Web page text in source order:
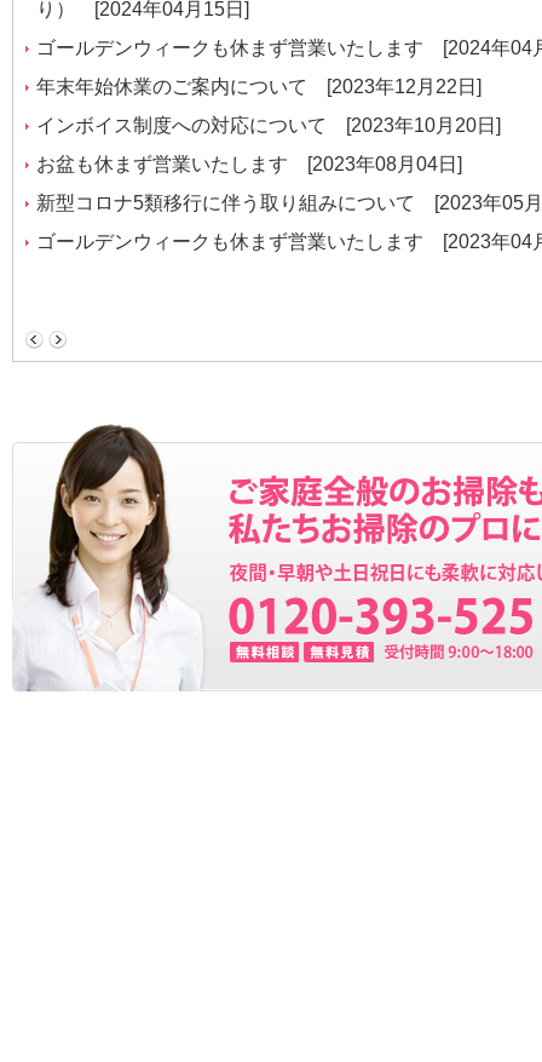
り）
[2024年04月15日]
ゴールデンウィークも休まず営業いたします [2024年04
年末年始休業のご案内について
[2023年12月22日]
インボイス制度への対応について
[2023年10月20日]
お盆も休まず営業いたします [2023年08月04日]
新型コロナ5類移行に伴う取り組みについて
[2023年05
ゴールデンウィークも休まず営業いたします [2023年04